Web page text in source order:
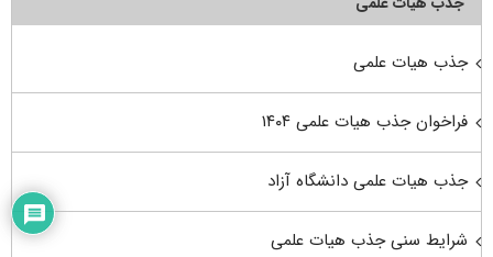
جذب هیات علمی
فراخوان جذب هیات علمی ۱۴۰۴
جذب هیات علمی دانشگاه آزاد
شرایط سنی جذب هیات علمی